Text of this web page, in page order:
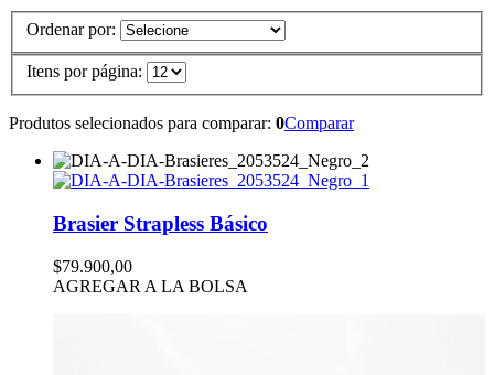
Ordenar por:
Itens por página:
Produtos selecionados para comparar: 0Comparar
Brasier Strapless Básico
$79.900,00
AGREGAR A LA BOLSA